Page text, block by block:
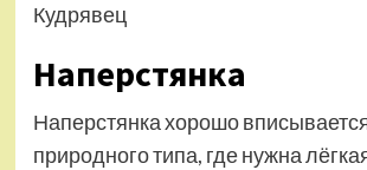
Кудрявец
Наперстянка
Наперстянка хорошо
природного типа, где нужна